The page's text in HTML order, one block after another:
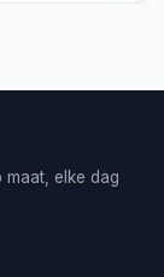
elke dag